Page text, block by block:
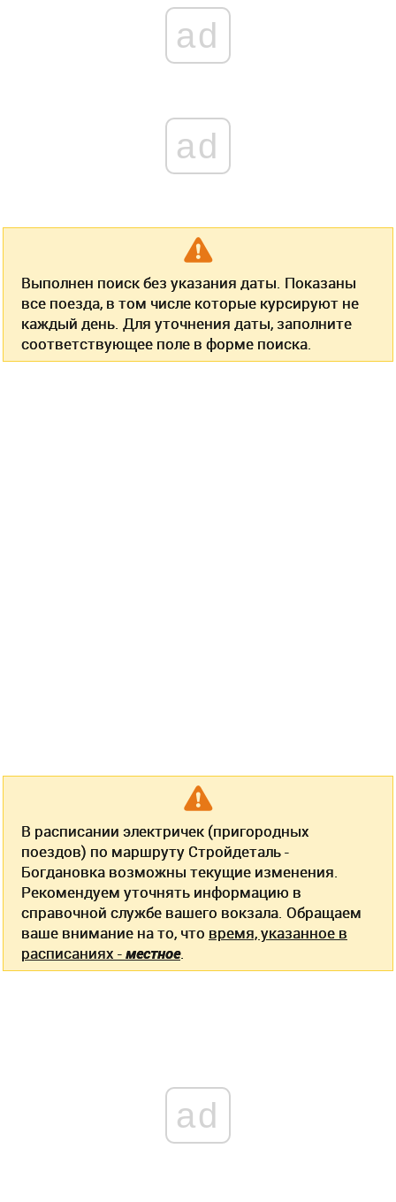
ad
ad
Выполнен поиск без указания даты. Показаны
все поезда, в том числе которые курсируют не
каждый день. Для уточнения даты, заполните
соответствующее поле в форме поиска.
В расписании электричек (пригородных
поездов) по маршруту Стройдеталь -
Богдановка возможны текущие изменения.
Рекомендуем уточнять информацию в
справочной службе вашего вокзала. Обращаем
ваше внимание на то, что время, указанное в
расписаниях -местное.
ad